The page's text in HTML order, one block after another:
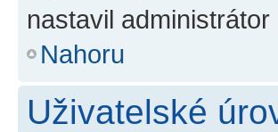
nastavil
Nahoru
Uživatelské